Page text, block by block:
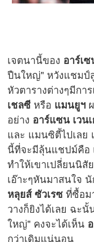
เจตนานี้ของ อาร์เ
ปืนใหญ่" หวังแชมป์
หัวตารางต่างๆมีกา
เชลซี หรือ แมนยูฯ
อย่าง อาร์แซน เวน
และ แมนซิตี้ไปเลย
นี้ที่จะมีลุ้นแชปม์คือ
ทำให้เขาเปลี่ยนนิสั
เอ๊าะๆหันมาสนใจ
หลุยส์ ซัวเรซ ที่ซื้อม
วางก็ยิงได้เลย ฉะ
ใหญ่" คงจะได้เห็น
กว่าเดิมแน่นอน